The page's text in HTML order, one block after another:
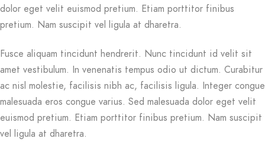
dolor eget velit euismod pretium. Etiam porttitor finibus
pretium. Nam suscipit vel ligula at dharetra.
Fusce aliquam tincidunt hendrerit. Nunc tincidunt id velit sit
amet vestibulum. In venenatis tempus odio ut dictum. Curabitur
ac nisl molestie, facilisis nibh ac, facilisis ligula. Integer congue
malesuada eros congue varius. Sed malesuada dolor eget velit
euismod pretium. Etiam porttitor finibus pretium. Nam suscipit
vel ligula at dharetra.